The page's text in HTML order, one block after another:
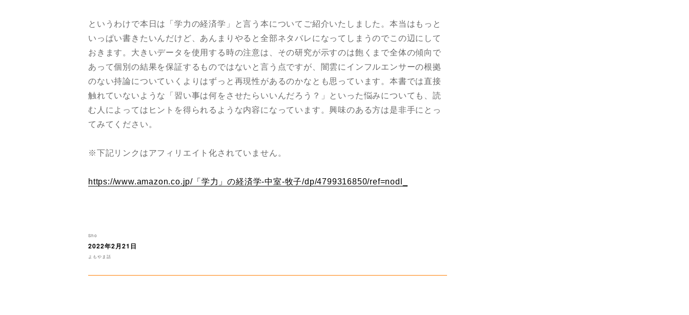
というわけで本日は「学力の経済学」と言う本についてご紹介いたしました。本当はもっと
いっぱい書きたいんだけど、あんまりやると全部ネタバレになってしまうのでこの辺にして
おきます。大きいデータを使用する時の注意は、その研究が示すのは飽くまで全体の傾向で
あって個別の結果を保証するものではないと言う点ですが、闇雲にインフルエンサーの根拠
のない持論についていくよりはずっと再現性があるのかなとも思っています。本書では直接
触れていないような「習い事は何をさせたらいいんだろう？」といった悩みについても、読
む人によってはヒントを得られるような内容になっています。興味のある方は是非手にとっ
てみてください。
※下記リンクはアフィリエイト化されていません。
https://www.amazon.co.jp/「学力」の経済学-中室-牧子/dp/4799316850/ref=nodl_
投
者
Sho
投
日:
2022年2月21日
カ
リ
よもやま話